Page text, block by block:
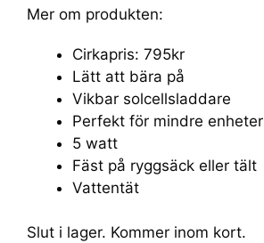
Mer om produkten:
Cirkapris: 795kr
Lätt att bära på
Vikbar solcellsladdare
Perfekt för mindre enheter
5 watt
Fäst på ryggsäck eller tält
Vattentät
Slut i lager. Kommer inom kort.